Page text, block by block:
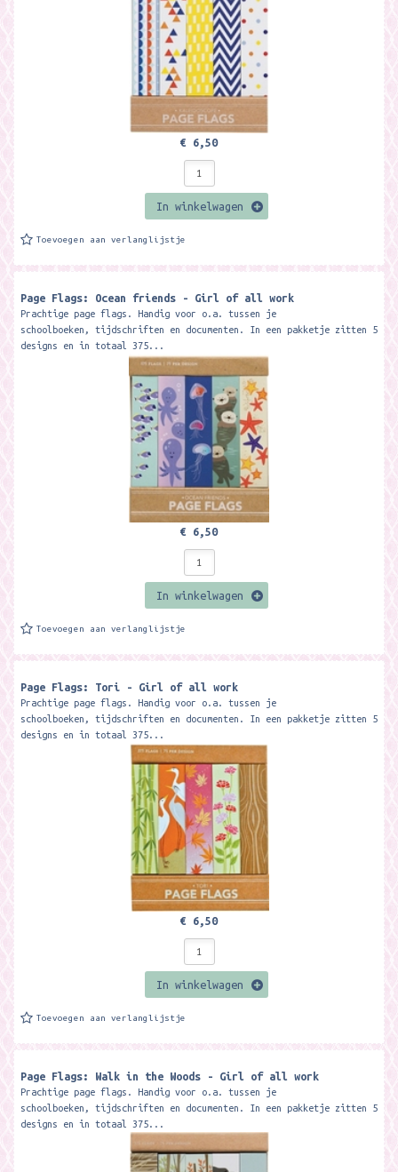
€ 6,50
In winkelwagen
Toevoegen aan verlanglijstje
Page Flags: Ocean friends - Girl of all work
Prachtige page flags. Handig voor o.a. tussen je
schoolboeken, tijdschriften en documenten. In een pakketje zitten 5
designs en in totaal 375...
€ 6,50
In winkelwagen
Toevoegen aan verlanglijstje
Page Flags: Tori - Girl of all work
Prachtige page flags. Handig voor o.a. tussen je
schoolboeken, tijdschriften en documenten. In een pakketje zitten 5
designs en in totaal 375...
€ 6,50
In winkelwagen
Toevoegen aan verlanglijstje
Page Flags: Walk in the Woods - Girl of all work
Prachtige page flags. Handig voor o.a. tussen je
schoolboeken, tijdschriften en documenten. In een pakketje zitten 5
designs en in totaal 375...